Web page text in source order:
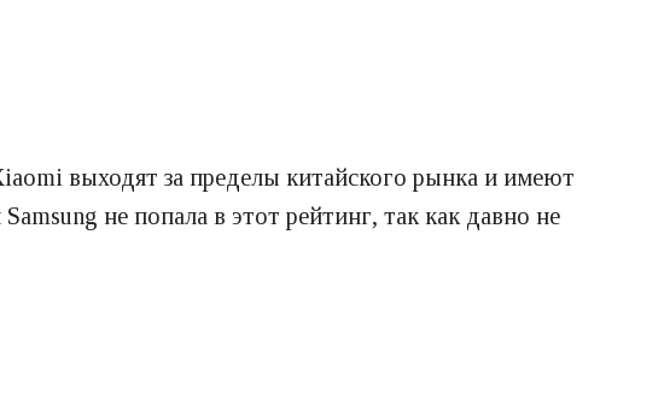
выходят за пределы китайского рынка и имеют
не попала в этот рейтинг, так как давно не